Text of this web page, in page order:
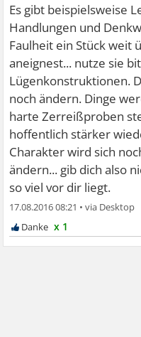
Es gibt beispielsweise
Handlungen und
Faulheit ein Stück weit
aneignest... nutze sie
Lügenkonstruktionen.
noch ändern. Dinge
harte Zerreißproben
hoffentlich stärker
Charakter wird sich
ändern... gib dich also
so viel vor dir liegt.
17.08.2016 08:21 •
x 1